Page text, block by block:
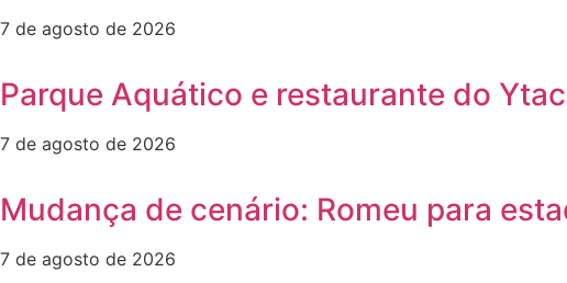
7 de agosto de 2026
Parque Aquático e restaurante do
7 de agosto de 2026
Mudança de cenário: Romeu para
7 de agosto de 2026